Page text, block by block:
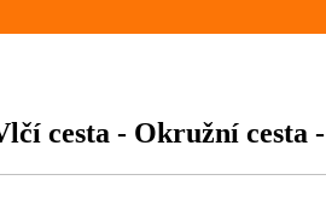
cesta - Okružní cesta